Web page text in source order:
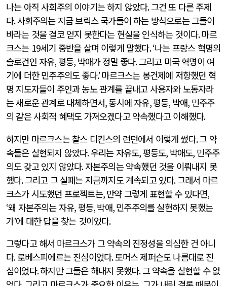
나는 아직 사회주의 이야기는 하지 않았다.그건 또 다른 주제
다.사회주의는 지금 브릭스 국가들이 하는 방식으로는 그들이
바라는 것을 결코 얻지 못한다는 현실을 인식하는 것이다.마르
크스는 19세기 중반을 살며 이렇게 말했다. ‘나는 프랑스 혁명의
슬로건인 자유, 평등, 박애가 정말 좋다.그리고 미국 혁명이 여
기에 더한 민주주의도 좋다.’마르크스는 봉건제에 저항했던 혁
명 지도자들이 주인과 농노 관계를 끝내고 사용자와 노동자라
는 새로운 관계로 대체하면서,동시에 자유,평등, 박애, 민주주
의 같은 사회적 혜택도 가져오겠다고 약속했다고 이해했다.
하지만 마르크스는 찰스 디킨스의 런던에서 이렇게 썼다.그 약
속들은 실현되지 않았다.우리는 자유도, 평등도, 박애도, 민주주
의도 갖고 있지 않았다.자본주의는 약속했던 것을 이뤄내지 못
했다.그리고 그 실패는 지금까지도 계속되고 있다.그래서 마르
크스가 시도했던 프로젝트는,만약 그렇게 표현할 수 있다면,
‘왜 자본주의는 자유, 평등,박애,민주주의를 실현하지 못했는
가’에 대한 답을 찾는 것이었다.
그렇다고 해서 마르크스가 그 약속의 진정성을 의심한 건 아니
다.로베스피에르는 진심이었다.토머스 제퍼슨도 나름대로 진
심이었다.하지만 그들은 해내지 못했다.그 약속을 실현할 수 없